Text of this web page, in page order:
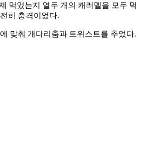
먹었는지 열두 개의 캐러멜을 모두 먹
히 충격이었다.
맞춰 개다리춤과 트위스트를 추었다.